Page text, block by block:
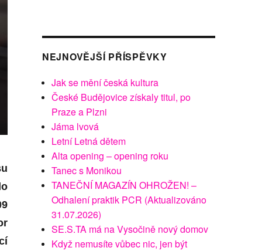
NEJNOVĚJŠÍ PŘÍSPĚVKY
Jak se mění česká kultura
České Budějovice získaly titul, po
Praze a Plzni
Jáma lvová
Letní Letná dětem
Alta opening – opening roku
Tanec s Monikou
TANEČNÍ MAGAZÍN OHROŽEN! –
Odhalení praktik PCR (Aktualizováno
31.07.2026)
SE.S.TA má na Vysočině nový domov
Když nemusíte vůbec nic, jen být